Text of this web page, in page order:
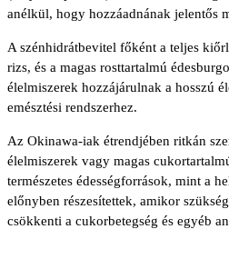
anélkül, hogy hozzáadnának jelentős
A szénhidrátbevitel főként a teljes
rizs, és a magas rosttartalmú
élelmiszerek hozzájárulnak a hosszú
emésztési rendszerhez.
Az Okinawa-iak étrendjében ritkán
élelmiszerek vagy magas
természetes édességforrások, mint a
előnyben részesítettek, amikor
csökkenti a cukorbetegség és egyéb